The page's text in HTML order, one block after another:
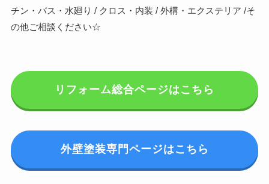
チン・バス・水廻り / クロス・内装 / 外構・エクステリア /そ
の他ご相談ください☆
リフォーム総合ページはこちら
外壁塗装専門ページはこちら